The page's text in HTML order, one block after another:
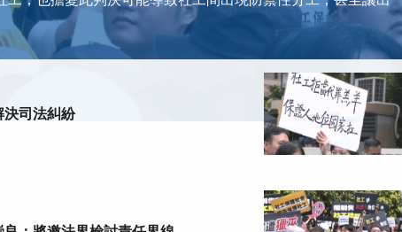
決司法糾紛